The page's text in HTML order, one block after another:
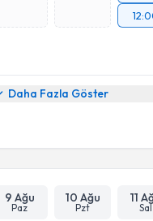
Daha Fazla Göster
9 Ağu
Paz
10 Ağu
Pzt
11
Sal